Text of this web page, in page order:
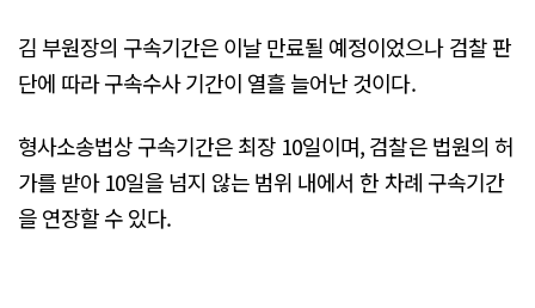
김 부원장의 구속기간은 이날 만료될 예정이었으나 검찰 판
단에 따라 구속수사 기간이 열흘 늘어난 것이다.
형사소송법상 구속기간은 최장 10일이며, 검찰은 법원의 허
가를 받아 10일을 넘지 않는 범위 내에서 한 차례 구속기간
을 연장할 수 있다.